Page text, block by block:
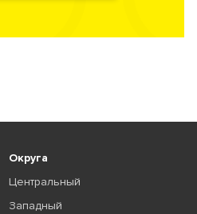
Округа
Центральный
Западный